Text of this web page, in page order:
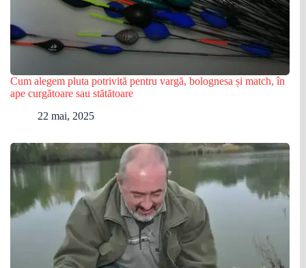
Cum alegem pluta potrivită pentru vargă, bolognesa și match, în
ape curgătoare sau stătătoare
22 mai, 2025